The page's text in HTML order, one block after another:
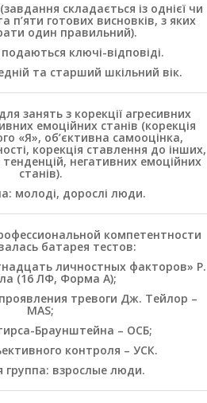
складається із однієї чи
п’яти готових висновків, з яких
один правильний).
подаються ключі-відповіді.
та старший шкільний вік.
занять з корекції агресивних
емоційних станів (корекція
«Я», об’єктивна самооцінка,
корекція ставлення до інших,
тенденцій, негативних емоційних
станів).
молоді, дорослі люди.
компетентности
батарея тестов:
личностных факторов» Р.
(16 ЛФ, Форма А);
тревоги Дж. Тейлор –
MAS;
Браунштейна – ОСБ;
контроля – УСК.
группа: взрослые люди.